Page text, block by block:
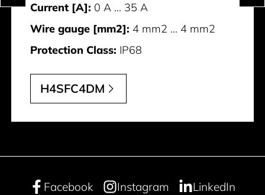
Current [A]: 0 A ... 35 A
Wire gauge [mm2]: 4 mm2 ... 4 mm2
Protection Class: IP68
H4SFC4DM
Facebook Instagram
LinkedIn